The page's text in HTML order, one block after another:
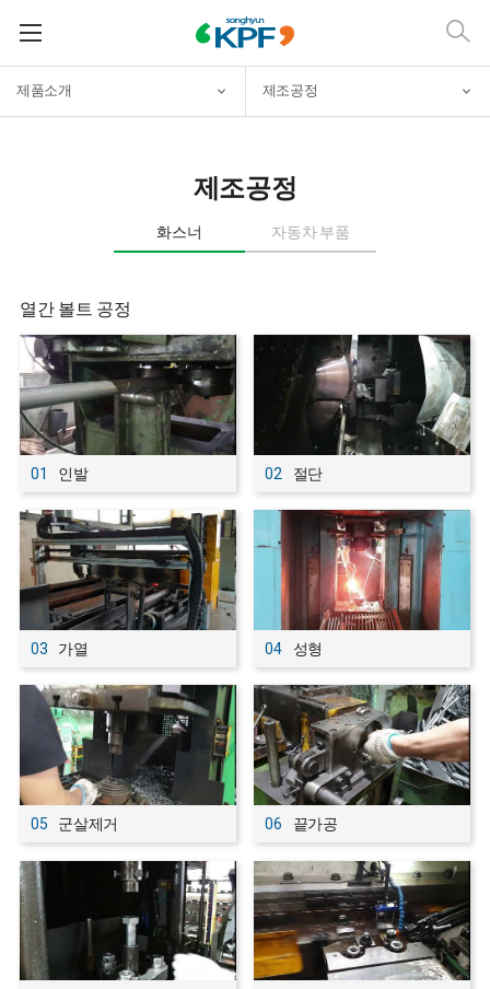
제품소개 제조공정
제조공정
화스너 자동차 부품
열간 볼트 공정
01 인발 02 절단
03 가열 04 성형
05 군살제거 06 끝가공